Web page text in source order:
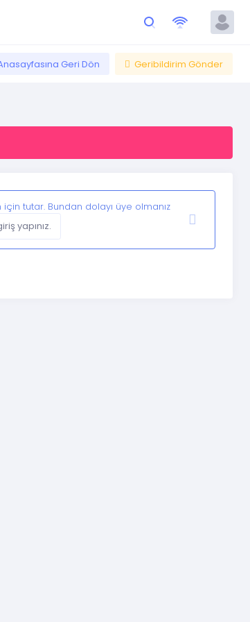
Geri Dön Geribildirim Gönder
tutar. Bundan dolayı üye olmanız
yapınız.